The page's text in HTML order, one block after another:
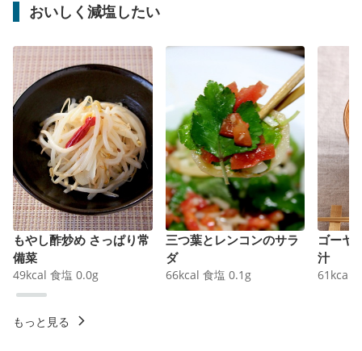
おいしく減塩したい
もやし酢炒め さっぱり常
備菜
49kcal 食塩 0.0g
三つ葉とレンコンのサラ
ダ
66kcal 食塩 0.1 g
ゴーヤ
汁
61 kcal
もっと見る